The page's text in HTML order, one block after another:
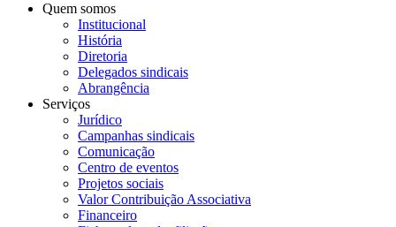
Quem somos
Institucional
História
Diretoria
Delegados sindicais
Abrangência
Serviços
Jurídico
Campanhas sindicais
Comunicação
Centro de eventos
Projetos sociais
Valor Contribuição Associativa
Financeiro